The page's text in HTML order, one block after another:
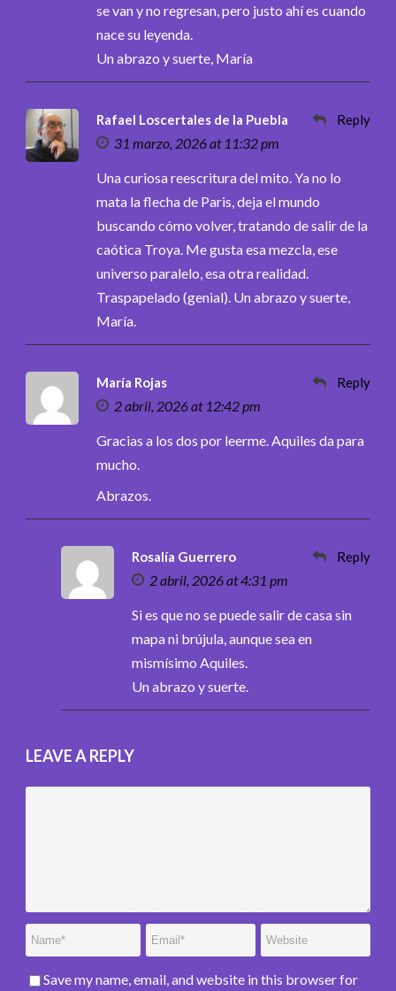
se van y no regresan, pero justo ahí es cuando
nace su leyenda.
Un abrazo y suerte, María
Rafael Loscertales de la Puebla
31 marzo, 2026 at 11:32 pm
Reply
Una curiosa reescritura del mito. Ya no lo
mata la flecha de Paris, deja el mundo
buscando cómo volver, tratando de salir de la
caótica Troya. Me gusta esa mezcla, ese
universo paralelo, esa otra realidad.
Traspapelado (genial). Un abrazo y suerte,
María.
María Rojas
2 abril, 2026 at 12:42 pm
Reply
Gracias a los dos por leerme. Aquiles da para
mucho.
Abrazos.
Rosalía Guerrero
2 abril, 2026 at 4:31 pm
Reply
Si es que no se puede salir de casa sin
mapa ni brújula, aunque sea en
mismísimo Aquiles.
Un abrazo y suerte.
LEAVE A REPLY
Save my name, email, and website in this browser for